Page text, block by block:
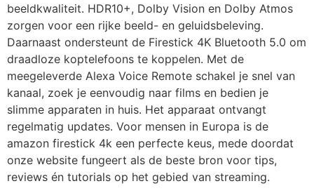
beeldkwaliteit. HDR10+, Dolby Vision en Dolby Atmos
zorgen voor een rijke beeld- en geluidsbeleving.
Daarnaast ondersteunt de Firestick 4K Bluetooth 5.0 om
draadloze koptelefoons te koppelen. Met de
meegeleverde Alexa Voice Remote schakel je snel van
kanaal, zoek je eenvoudig naar films en bedien je
slimme apparaten in huis. Het apparaat ontvangt
regelmatig updates. Voor mensen in Europa is de
amazon firestick 4k een perfecte keus, mede doordat
onze website fungeert als de beste bron voor tips,
reviews én tutorials op het gebied van streaming.